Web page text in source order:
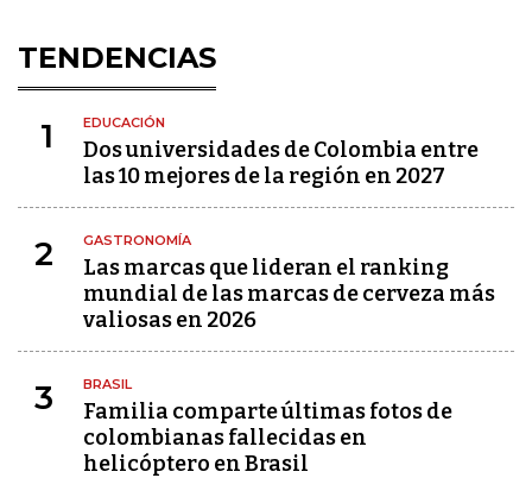
TENDENCIAS
1 EDUCACIÓN
Dos universidades de Colombia entre
las 10 mejores de la región en 2027
2 GASTRONOMÍA
Las marcas que lideran el ranking
mundial de las marcas de cerveza más
valiosas en 2026
3 BRASIL
Familia comparte últimas fotos de
colombianas fallecidas en
helicóptero en Brasil